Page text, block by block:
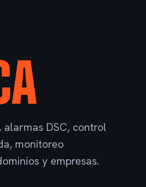
alarmas DSC, control
monitoreo
y empresas.